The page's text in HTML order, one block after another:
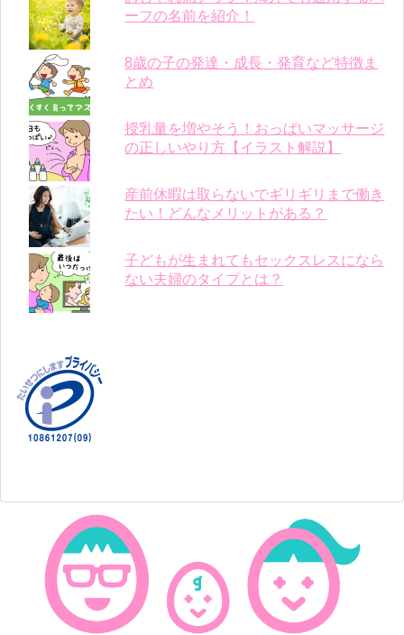
ーフの名前を紹介！
8歳の子の発達・成長・発育など特徴ま
とめ
授乳量を増やそう！おっぱいマッサージ
の正しいやり方【イラスト解説】
産前休暇は取らないでギリギリまで働き
たい！どんなメリットがある？
子どもが生まれてもセックスレスになら
ない夫婦のタイプとは？